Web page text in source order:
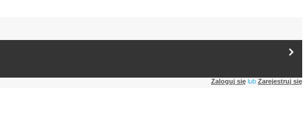
Zaloguj się lub Zarejestruj się